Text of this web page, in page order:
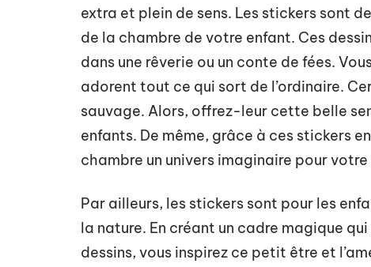
extra et plein de sens. Les stickers sont
de la chambre de votre enfant. Ces
dans une rêverie ou un conte de fées.
adorent tout ce qui sort de l’ordinaire.
sauvage. Alors, offrez-leur cette belle
enfants. De même, grâce à ces stickers
chambre un univers imaginaire pour
Par ailleurs, les stickers sont pour les
la nature. En créant un cadre magique
dessins, vous inspirez ce petit être et